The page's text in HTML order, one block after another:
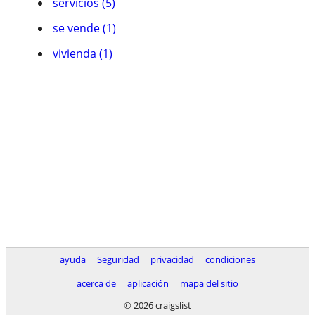
se vende (1)
vivienda (1)
ayuda Seguridad privacidad
condiciones
acerca de
aplicación
mapa del sitio
© 2026 craigslist